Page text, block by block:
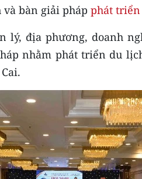
bàn giải pháp phát
lý, địa phương, doanh
nhằm phát triển du